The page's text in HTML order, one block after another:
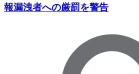
報漏洩者への厳罰を警告